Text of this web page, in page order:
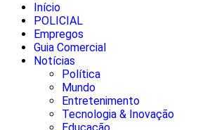
Início
POLICIAL
Empregos
Guia Comercial
Notícias
Política
Mundo
Entretenimento
Tecnologia & Inovação